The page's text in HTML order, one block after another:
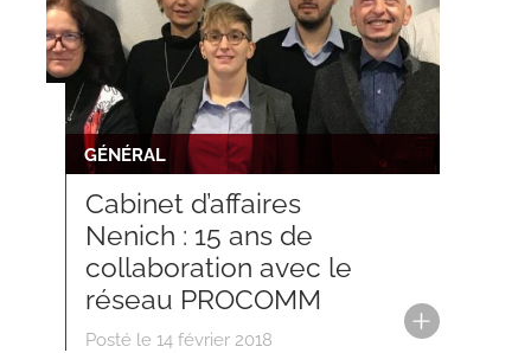
GÉNÉRAL
Cabinet d’affaires
Nenich : 15 ans de
collaboration avec le
réseau PROCOMM
Posté le 14 février 2018